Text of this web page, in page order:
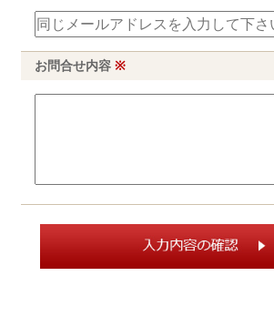
お問合せ内容※